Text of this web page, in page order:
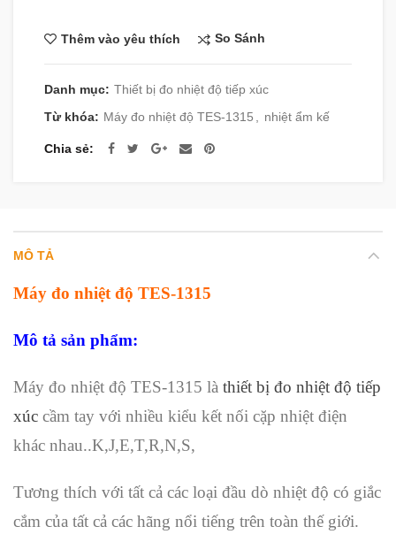
Thêm vào yêu thích So Sánh
Danh mục: Thiết bị đo nhiệt độ tiếp xúc
Từ khóa: Máy đo nhiệt độ TES-1315 nhiệt ẩm kế
Chia sẻ
MÔ TẢ
Máy đo nhiệt độ TES-1315
Mô tả sản phẩm:
Máy đo nhiệt độ TES-1315 là thiết bị đo nhiệt độ tiếp
xúc cầm tay với nhiều kiểu kết nối cặp nhiệt điện
khác nhau..K,J,E,T,R,N,S,
Tương thích với tất cả các loại đầu dò nhiệt độ có giắc
cắm của tất cả các hãng nổi tiếng trên toàn thế giới.